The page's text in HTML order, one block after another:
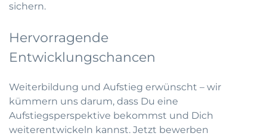
sichern.
Hervorragende
Entwicklungschancen
Weiterbildung und Aufstieg erwünscht – wir
kümmern uns darum, dass Du eine
Aufstiegsperspektive bekommst und Dich
weiterentwickeln kannst. Jetzt bewerben